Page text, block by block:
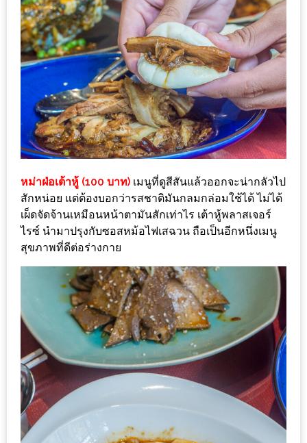
กั๋น
บน
INSTAGRAM
รวม
โปร
โม
ชั่
แม่
แห่ง
ชาติ
2557
ร้าน
หมู
กระทะ
เชียงใหม่
TOP30
ราคา
เกิน
หม่าฝ่อเต้าหู้ (100 บาท) เมนูที่ดูสีสันแล้วออกจะน่ากลัวไป
สักหน่อย แต่ต้องบอกว่ารสชาติมันกลมกล่อมใช้ได้ ไม่ได้
เผ็ดจัดจ้านเหมือนหน้าตามันสักเท่าไร เต้าหู้พลาสเจอร์
ไรซ์ นำมาปรุงกับซอสหม้อไฟเสฉวน ถือเป็นอีกหนึ่งเมนู
สุขภาพที่ดีต่อร่างกาย